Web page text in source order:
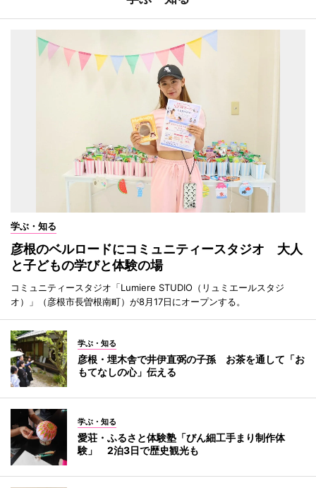
学ぶ・知る
彦根のベルロードにコミュニティースタジオ 大人
と子どもの学びと体験の場
コミュニティースタジオ「Lumiere STUDIO（リュミエールスタジ
オ）」（彦根市長曽根南町）が8月17日にオープンする。
学ぶ・知る
彦根・埋木舎で井伊直弼の子孫 お茶を通して「お
もてなしの心」伝える
学ぶ・知る
愛荘・ふるさと体験塾「びん細工手まり制作体
験」 2泊3日で歴史観光も